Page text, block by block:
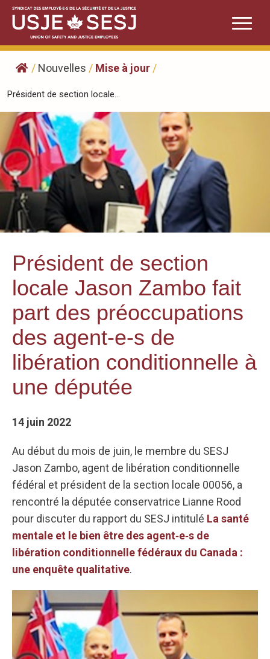
Skip
content
/ Nouvelles / Mise à jour /
Président de section locale...
Président de section
locale Jason Zambo fait
part des préoccupations
des agent-e-s de
libération conditionnelle à
une députée
14 juin 2022
Au début du mois de juin, le membre du SESJ
Jason Zambo, agent de libération conditionnelle
fédéral et président de la section locale 00056, a
rencontré la députée conservatrice Lianne Rood
pour discuter du rapport du SESJ intitulé La santé
mentale et le bien être des agent‑e‑s de
libération conditionnelle fédéraux du Canada :
une enquête qualitative.